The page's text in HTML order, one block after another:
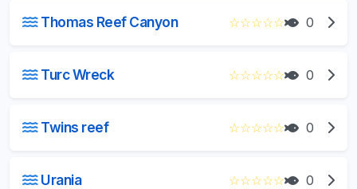
Thomas Reef Canyon ☆☆☆☆☆ 0
Turc Wreck ☆☆☆☆☆ 0
Twins reef ☆☆☆☆☆ 0
Urania ☆☆☆☆☆ 0